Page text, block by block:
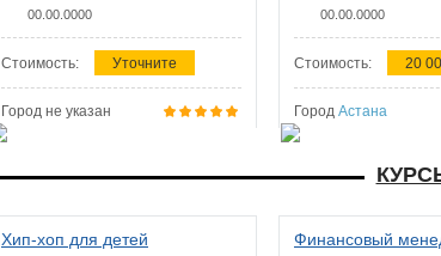
00.00.0000
Стоимость: Уточните
Город не указан
00.00.0000
Стоимость: 20
Город Астана
Хип-хоп для детей Финансовый